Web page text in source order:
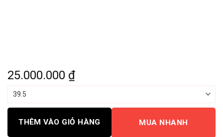
25.000.000 ₫
THÊM VÀO GIỎ HÀNG MUA NHANH